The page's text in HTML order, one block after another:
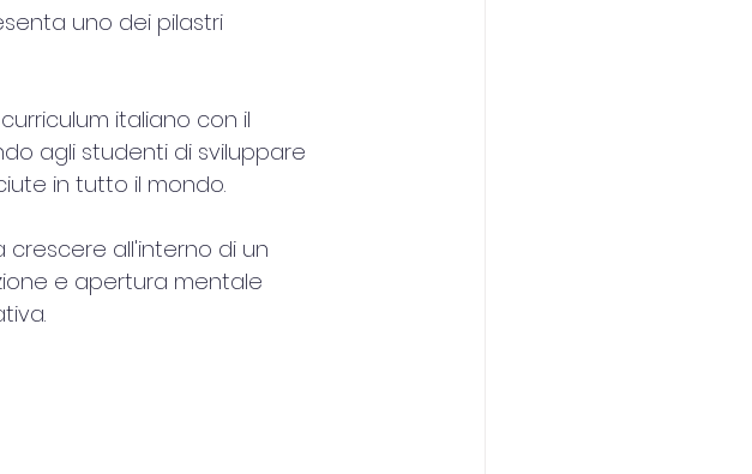
uno dei pilastri
italiano con il
agli studenti di sviluppare
in tutto il mondo.
all'interno di un
e apertura mentale